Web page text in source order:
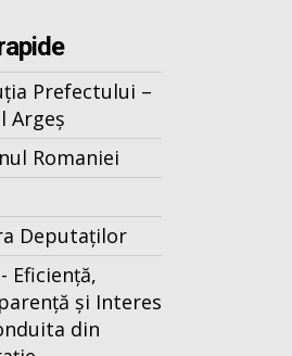
Prefectului –
Argeș
Romaniei
Deputaților
- Eficiență,
și Interes
din